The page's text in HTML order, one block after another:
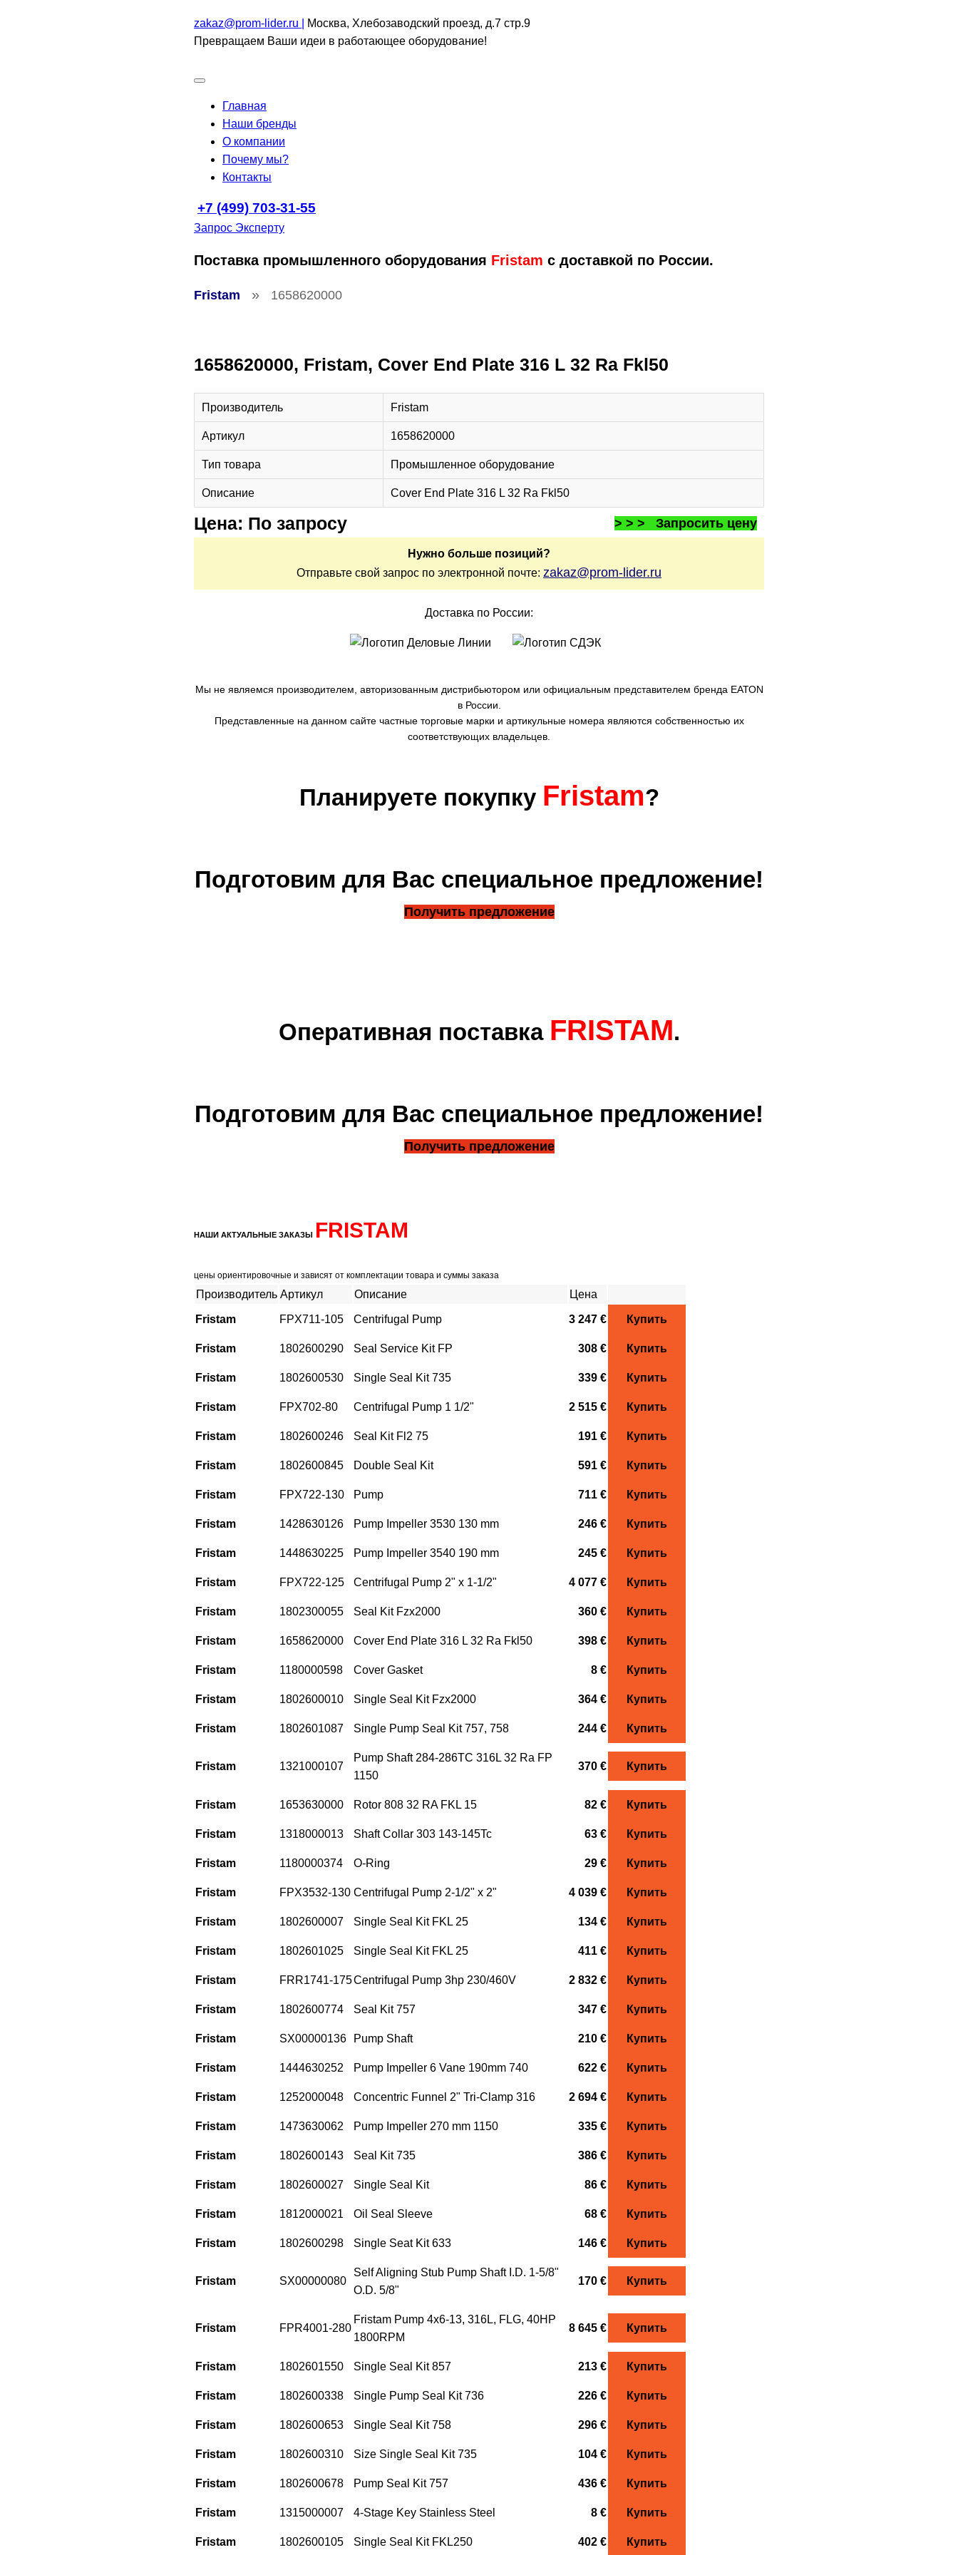
zakaz@prom-lider.ru |
Москва, Хлебозаводский проезд, д.7 стр.9
Превращаем Ваши идеи в работающее оборудование!
Главная
Наши бренды
О компании
Почему мы?
Контакты
+7 (499) 703-31-55
Запрос Эксперту
Поставка промышленного оборудования Fristam с доставкой по России.
Fristam » 1658620000
1658620000, Fristam, Cover End Plate 316 L 32 Ra Fkl50
Производитель Fristam
Артикул 1658620000
Тип товара Промышленное оборудование
Описание Cover End Plate 316 L 32 Ra Fkl50
Цена: По запросу > > > Запросить цену
Нужно больше позиций?
Отправьте свой запрос по электронной почте: zakaz@prom-lider.ru
Доставка по России:
Мы не являемся производителем, авторизованным дистрибьютором или официальным представителем бренда ЕАТОN
в России.
Представленные на данном сайте частные торговые марки и артикульные номера являются собственностью их
соответствующих владельцев.
Планируете покупку Fristam?
Подготовим для Вас специальное предложение!
Получить предложение
Оперативная поставка FRISTAM.
Подготовим для Вас специальное предложение!
Получить предложение
НАШИ АКТУАЛЬНЫЕ ЗАКАЗЫ FRISTAM
цены ориентировочные и зависят от комплектации товара и суммы заказа
Производитель Артикул Описание Цена
Fristam FPX711-105 Centrifugal Pump 3 247 € Купить
Fristam 1802600290 Seal Service Kit FP 308 € Купить
Fristam 1802600530 Single Seal Kit 735 339 € Купить
Fristam FPX702-80 Centrifugal Pump 1 1/2" 2 515 € Купить
Fristam 1802600246 Seal Kit Fl2 75 191 € Купить
Fristam 1802600845 Double Seal Kit 591 € Купить
Fristam FPX722-130 Pump 711 € Купить
Fristam 1428630126 Pump Impeller 3530 130 mm 246 € Купить
Fristam 1448630225 Pump Impeller 3540 190 mm 245 € Купить
Fristam FPX722-125 Centrifugal Pump 2" x 1-1/2" 4 077 € Купить
Fristam 1802300055 Seal Kit Fzx2000 360 € Купить
Fristam 1658620000 Cover End Plate 316 L 32 Ra Fkl50 398 € Купить
Fristam 1180000598 Cover Gasket 8 € Купить
Fristam 1802600010 Single Seal Kit Fzx2000 364 € Купить
Fristam 1802601087 Single Pump Seal Kit 757, 758 244 € Купить
Fristam 1321000107
Pump Shaft 284-286TC 316L 32 Ra FP
1150
370 € Купить
Fristam 1653630000 Rotor 808 32 RA FKL 15 82 € Купить
Fristam 1318000013 Shaft Collar 303 143-145Tc 63 € Купить
Fristam 1180000374 O-Ring 29 € Купить
Fristam FPX3532-130 Centrifugal Pump 2-1/2" x 2" 4 039 € Купить
Fristam 1802600007 Single Seal Kit FKL 25 134 € Купить
Fristam 1802601025 Single Seal Kit FKL 25 411 € Купить
Fristam FRR1741-175Centrifugal Pump 3hp 230/460V 2 832 € Купить
Fristam 1802600774 Seal Kit 757 347 € Купить
Fristam SX00000136 Pump Shaft 210 € Купить
Fristam 1444630252 Pump Impeller 6 Vane 190mm 740 622 € Купить
Fristam 1252000048 Concentric Funnel 2" Tri-Clamp 316 2 694 € Купить
Fristam 1473630062 Pump Impeller 270 mm 1150 335 € Купить
Fristam 1802600143 Seal Kit 735 386 € Купить
Fristam 1802600027 Single Seal Kit 86 € Купить
Fristam 1812000021 Oil Seal Sleeve 68 € Купить
Fristam 1802600298 Single Seat Kit 633 146 € Купить
Fristam SX00000080
Self Aligning Stub Pump Shaft I.D. 1-5/8"
O.D. 5/8"
170 € Купить
Fristam FPR4001-280
Fristam Pump 4x6-13, 316L, FLG, 40HP
1800RPM
8 645 € Купить
Fristam 1802601550 Single Seal Kit 857 213 € Купить
Fristam 1802600338 Single Pump Seal Kit 736 226 € Купить
Fristam 1802600653 Single Seal Kit 758 296 € Купить
Fristam 1802600310 Size Single Seal Kit 735 104 € Купить
Fristam 1802600678 Pump Seal Kit 757 436 € Купить
Fristam 1315000007 4-Stage Key Stainless Steel 8 € Купить
Fristam 1802600105 Single Seal Kit FKL250 402 € Купить